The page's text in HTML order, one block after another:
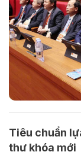
Tiêu chuẩn
thư khóa mới